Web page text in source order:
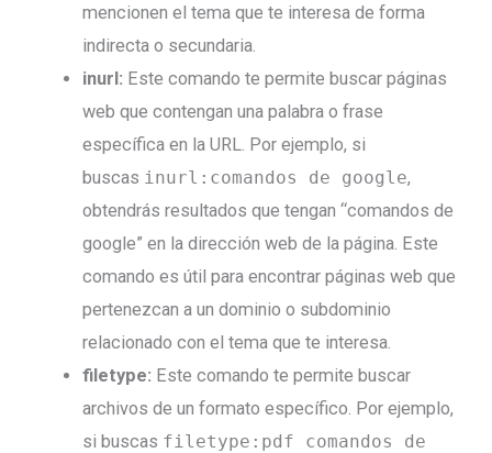
mencionen el tema que te interesa de forma
indirecta o secundaria.
inurl: Este comando te permite buscar páginas
web que contengan una palabra o frase
específica en la URL. Por ejemplo, si
buscas inurl:comandos de google,
obtendrás resultados que tengan “comandos de
google” en la dirección web de la página. Este
comando es útil para encontrar páginas web que
pertenezcan a un dominio o subdominio
relacionado con el tema que te interesa.
filetype: Este comando te permite buscar
archivos de un formato específico. Por ejemplo,
si buscas filetype:pdf comandos de